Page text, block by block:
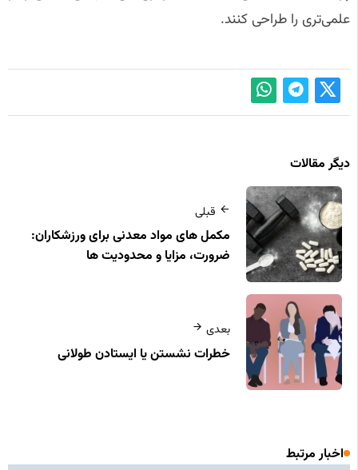
علمی‌تری را طراحی کنند.
دیگر مقالات
قبلی
مکمل‌ های مواد معدنی برای ورزشکاران:
ضرورت، مزایا و محدودیت‌ ها
بعدی
خطرات نشستن یا ایستادن طولانی
اخبار مرتبط